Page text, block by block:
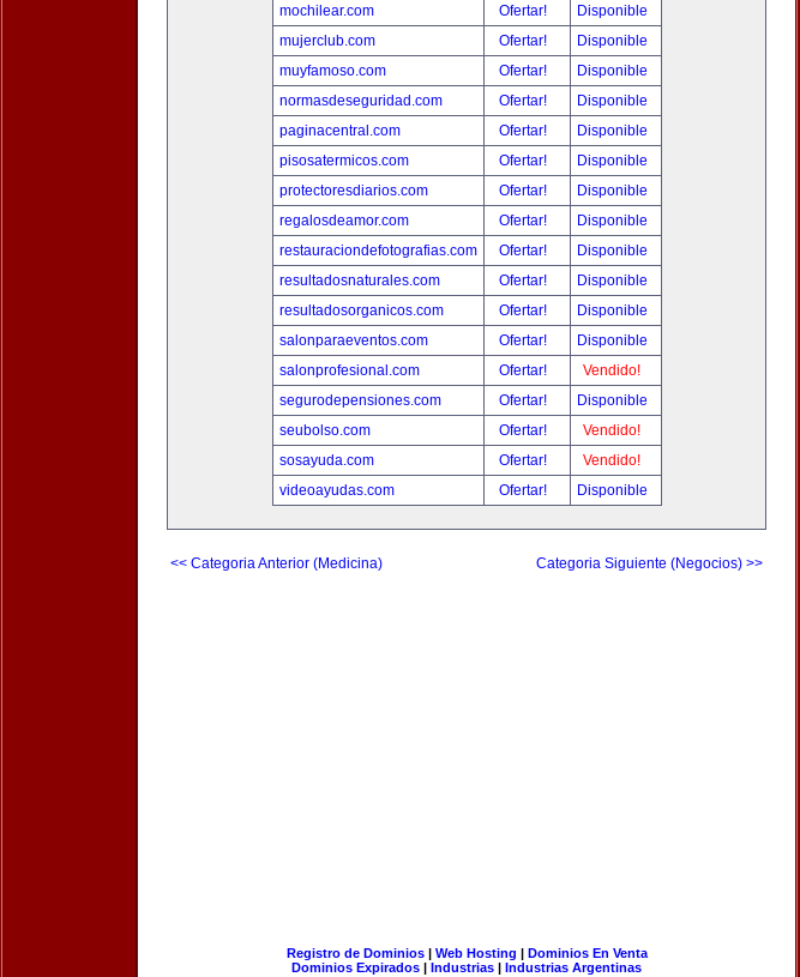
mochilear.com
Ofertar!
Disponible
mujerclub.com
Ofertar!
Disponible
muyfamoso.com
Ofertar!
Disponible
normasdeseguridad.com
Ofertar!
Disponible
paginacentral.com
Ofertar!
Disponible
pisosatermicos.com
Ofertar!
Disponible
protectoresdiarios.com
Ofertar!
Disponible
regalosdeamor.com
Ofertar!
Disponible
restauraciondefotografias.com
Ofertar!
Disponible
resultadosnaturales.com
Ofertar!
Disponible
resultadosorganicos.com
Ofertar!
Disponible
salonparaeventos.com
Ofertar!
Disponible
salonprofesional.com
Ofertar!
Vendido!
segurodepensiones.com
Ofertar!
Disponible
seubolso.com
Ofertar!
Vendido!
sosayuda.com
Ofertar!
Vendido!
videoayudas.com
Ofertar! Disponible
<< Categoria Anterior (Medicina) Categoria Siguiente (Negocios) >>
Registro de Dominios| Web Hosting | Dominios En Venta
Dominios Expirados | Industrias | Industrias Argentinas